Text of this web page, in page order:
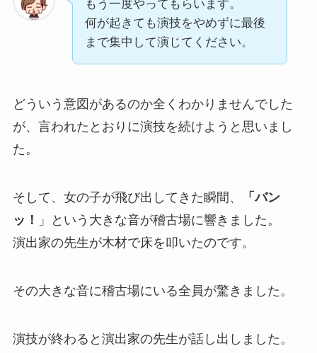
もう一度やってもらいます。
何が起きても演技をやめずに最後
まで集中して演じてください。
どういう意図があるのか全くわかりませんでした
が、言われたとおりに演技を続けようと思いまし
た。
そして、女の子が飛び出してきた瞬間、
「バン
ッ！
」という大きな音が稽古場に響きました。
演出家の先生が木材で床を叩いたのです。
その大きな音に稽古場にいる全員が驚きました。
演技が終わると演出家の先生が話し出しました。